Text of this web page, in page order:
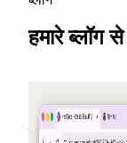
हमारे ब्लॉग
दोस्तों को